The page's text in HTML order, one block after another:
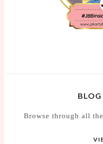
BLOG
Browse through all